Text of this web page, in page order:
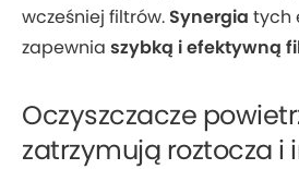
wcześniej filtrów. Synergia tych
zapewnia szybką i efektywną
Oczyszczacze
zatrzymują roztocza i